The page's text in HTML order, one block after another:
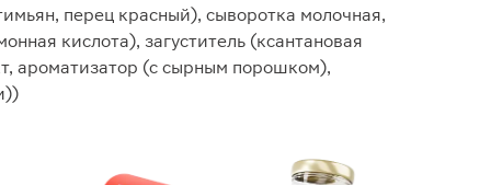
перец красный), сыворотка молочная,
кислота), загуститель (ксантановая
ароматизатор (с сырным порошком),